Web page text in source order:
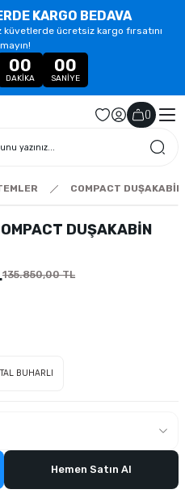
KARGO BEDAVA
küvetlerde ücretsiz kargo fırsatını
00
DAKIKA
00
SANIYE
()
COMPACT DUŞAKABİN
DUŞAKABİN
135.850,00 TL
BUHARLI
Hemen Satın Al